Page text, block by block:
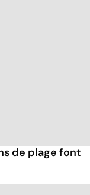
de plage font